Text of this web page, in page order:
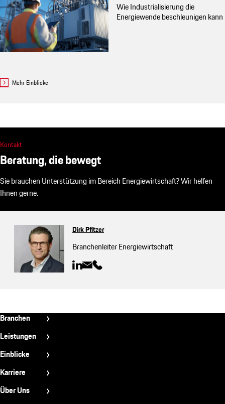
Wie Industrialisierung die
Energiewende beschleunigen kann
Mehr Einblicke
Kontakt
Beratung, die bewegt
Sie brauchen Unterstützung im Bereich Energiewirtschaft? Wir helfen
Ihnen gerne.
Dirk Pfitzer
Branchenleiter Energiewirtschaft
N2
-
Footer
Branchen
Automobilindustrie
Energiewirtschaft
Industriegüter
Konsumgüter
Leistungen
Strategie & Organisation
Technologie & Entwicklung
Operations
Einblicke
News & Trends
Erfolge
Karriere
Bei uns arbeiten
Über Uns